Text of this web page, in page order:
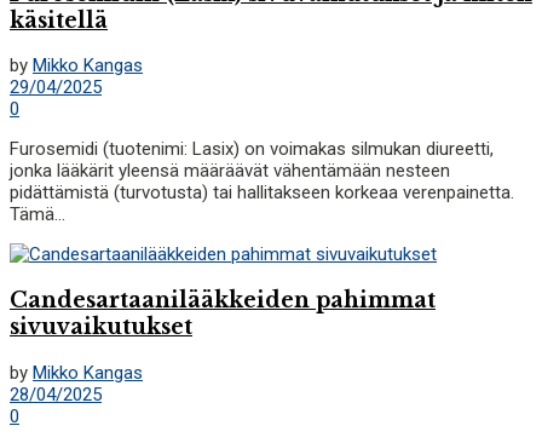
käsitellä
by Mikko Kangas
29/04/2025
0
Furosemidi (tuotenimi: Lasix) on voimakas silmukan diureetti,
jonka lääkärit yleensä määräävät vähentämään nesteen
pidättämistä (turvotusta) tai hallitakseen korkeaa verenpainetta.
Tämä...
Candesartaanilääkkeiden pahimmat
sivuvaikutukset
by Mikko Kangas
28/04/2025
0